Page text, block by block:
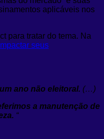
aplicáveis nos
para tratar do tema. Na
seus
ano não eleitoral. (…)
a manutenção de
“